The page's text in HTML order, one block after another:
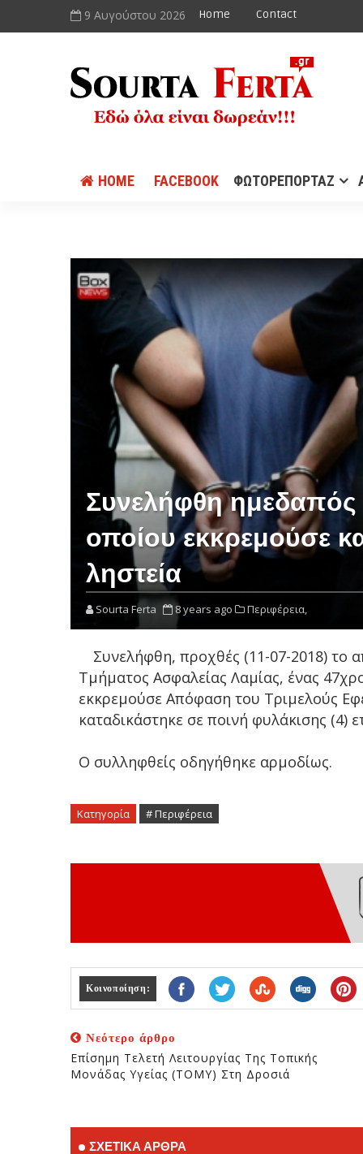
9 Αυγούστου 2026 Home Contact
HOME FACEBOOK ΦΩΤΟΡΕΠΟΡΤΑΖ
Συνελήφθη ημεδαπός
οποίου εκκρεμούσε
ληστεία
Sourta Ferta 8 years ago Περιφέρεια,
Συνελήφθη, προχθές (11-07-2018) το
Τμήματος Ασφαλείας Λαμίας, ένας
εκκρεμούσε Απόφαση του Τριμελούς
καταδικάστηκε σε ποινή φυλάκισης (4)
Ο συλληφθείς οδηγήθηκε αρμοδίως.
Κατηγορία # Περιφέρεια
Κοινοποίηση:
Νεότερο άρθρο
Επίσημη Τελετή Λειτουργίας Της Τοπικής
Μονάδας Υγείας (ΤΟΜΥ) Στη Δροσιά
ΣΧΕΤΙΚΑ ΑΡΘΡΑ